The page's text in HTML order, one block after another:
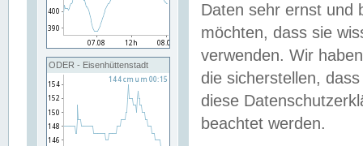
ODER - Eisenhüttenstadt
Daten sehr ernst und
möchten, dass sie
verwenden. Wir
die sicherstellen,
diese
beachtet werden.